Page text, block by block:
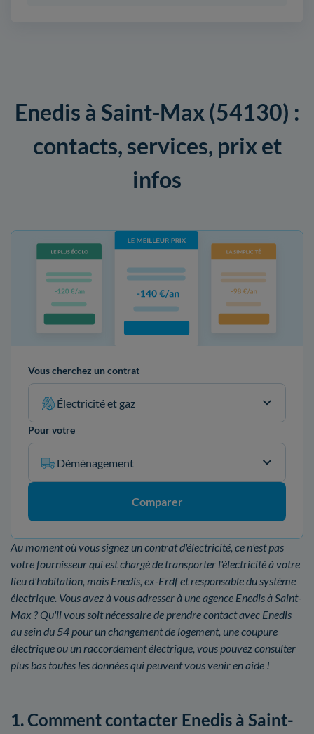
Enedis à Saint-Max (54130) :
contacts, services, prix et
infos
Vous cherchez un contrat
Électricité et gaz
Pour votre
Déménagement
Comparer
Au moment où vous signez un contrat d'électricité, ce n'est pas
votre fournisseur qui est chargé de transporter l'électricité à votre
lieu d'habitation, mais Enedis, ex-Erdf et responsable du système
électrique. Vous avez à vous adresser à une agence Enedis à Saint-
Max ? Qu'il vous soit nécessaire de prendre contact avec Enedis
au sein du 54 pour un changement de logement, une coupure
électrique ou un raccordement électrique, vous pouvez consulter
plus bas toutes les données qui peuvent vous venir en aide !
1. Comment contacter Enedis à Saint-